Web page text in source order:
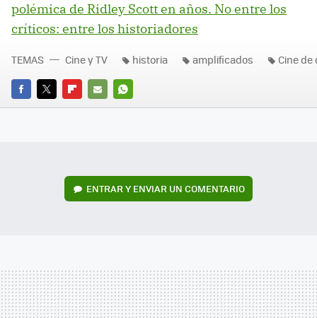
polémica de Ridley Scott en años. No entre los
críticos: entre los historiadores
FACEBOOK
TWITTERFLIPBOARD
E-
WHATSAPP
TEMAS Cine y TV historia amplificados Cine
ENTRAR Y ENVIAR UN COMENTARIO